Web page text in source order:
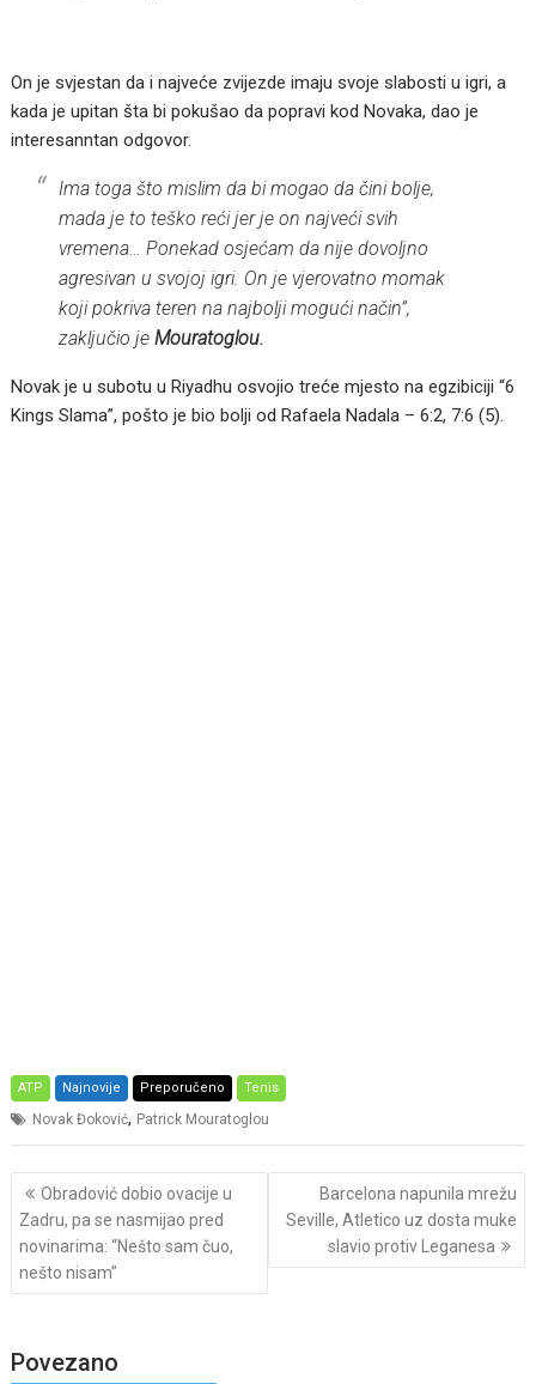
On je svjestan da i najveće zvijezde imaju svoje slabosti u igri, a
kada je upitan šta bi pokušao da popravi kod Novaka, dao je
interesanntan odgovor.
Ima toga što mislim da bi mogao da čini bolje,
mada je to teško reći jer je on najveći svih
vremena… Ponekad osjećam da nije dovoljno
agresivan u svojoj igri. On je vjerovatno momak
koji pokriva teren na najbolji mogući način”,
zaključio jeMouratoglou.
Novak je u subotu u Riyadhu osvojio treće mjesto na egzibiciji “6
Kings Slama”, pošto je bio bolji od Rafaela Nadala – 6:2, 7:6 (5).
ATP Najnovije Preporučeno Tenis
Novak Đoković, Patrick Mouratoglou
Post
navigation
Obradović dobio ovacije u
Zadru, pa se nasmijao pred
novinarima: “Nešto sam čuo,
nešto nisam”
Barcelona napunila mrežu
Seville, Atletico uz dosta muke
slavio protiv Leganesa
Povezano